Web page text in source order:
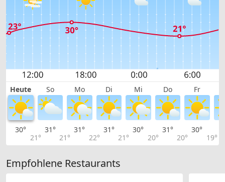
Heute So Mo Di Mi Do Fr
30°
21°
31°
21°
31°
22°
31°
21°
30°
20°
31°
20°
30°
19°
Empfohlene Restaurants